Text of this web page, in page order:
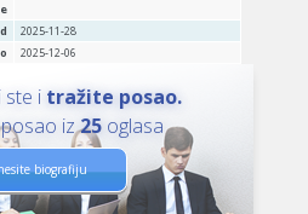
2025-11-28
2025-12-06
ste i tražite posao.
iz25oglasa
biografiju